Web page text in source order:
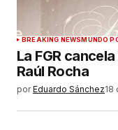
BREAKING NEWSMUNDO
La FGR
Raúl Rocha
por Eduardo Sánchez18